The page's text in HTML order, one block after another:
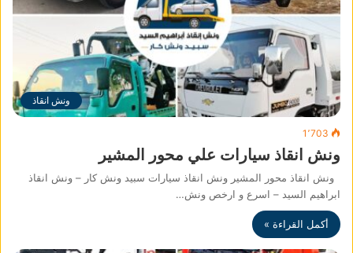
ونش انقاذ
1٬703
ونش انقاذ سيارات علي محور المشير
ونش انقاذ محور المشير ونش انقاذ سيارات سبيد ونش كار – ونش انقاذ
ابراهيم السيد – اسرع و ارخص ونش…
أكمل القراءة »